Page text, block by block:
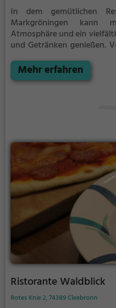
In dem gemütlichen
Markgröningen kann
Atmosphäre und ein
und Getränken genießen.
vegetarischen und
hier für jeden Geschmack
Mehr erfahren
Ristorante Waldblick
Rotes Knie 2, 74389 Cleebronn